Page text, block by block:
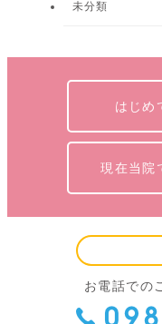
未分類
はじめ
現在当院
お電話での